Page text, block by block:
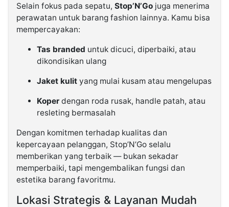
Selain fokus pada sepatu, Stop’N’Go juga menerima
perawatan untuk barang fashion lainnya. Kamu bisa
mempercayakan:
Tas branded untuk dicuci, diperbaiki, atau
dikondisikan ulang
Jaket kulit yang mulai kusam atau mengelupas
Koper dengan roda rusak, handle patah, atau
resleting bermasalah
Dengan komitmen terhadap kualitas dan
kepercayaan pelanggan, Stop’N’Go selalu
memberikan yang terbaik — bukan sekadar
memperbaiki, tapi mengembalikan fungsi dan
estetika barang favoritmu.
Lokasi Strategis & Layanan Mudah